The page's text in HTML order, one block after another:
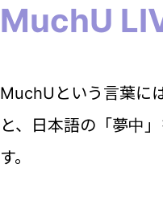
MuchU
MuchUという言葉に
と、日本語の「夢中
す。